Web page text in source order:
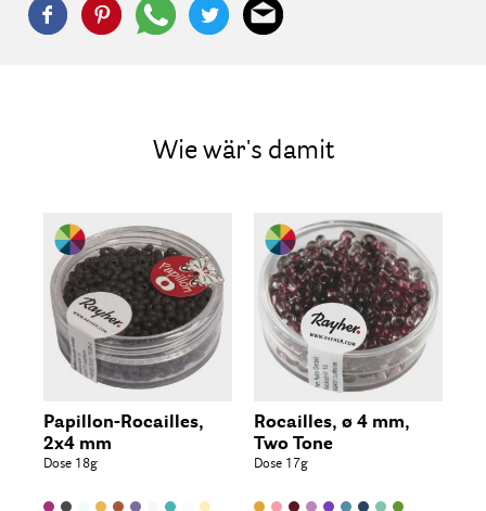
Wie wär's damit
Papillon-Rocailles,
2x4 mm
Dose 18g
Rocailles, ø 4 mm,
Two Tone
Dose 17g